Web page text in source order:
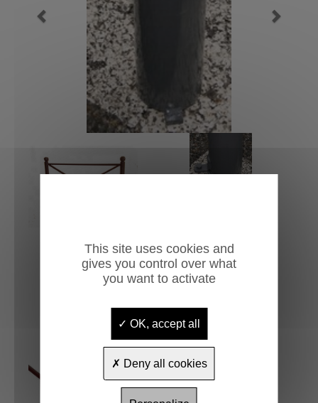
Previous
This site uses cookies and
gives you control over what
you want to activate
OK, accept all
Deny all cookies